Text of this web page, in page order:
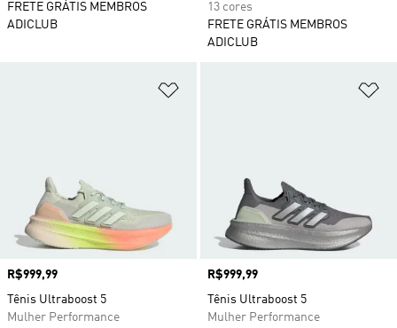
FRETE GRÁTIS MEMBROS
ADICLUB
13 cores
FRETE GRÁTIS MEMBROS
ADICLUB
Preço
R$999,99
Tênis Ultraboost 5
Mulher Performance
Preço
R$999,99
Tênis Ultraboost 5
Mulher Performance